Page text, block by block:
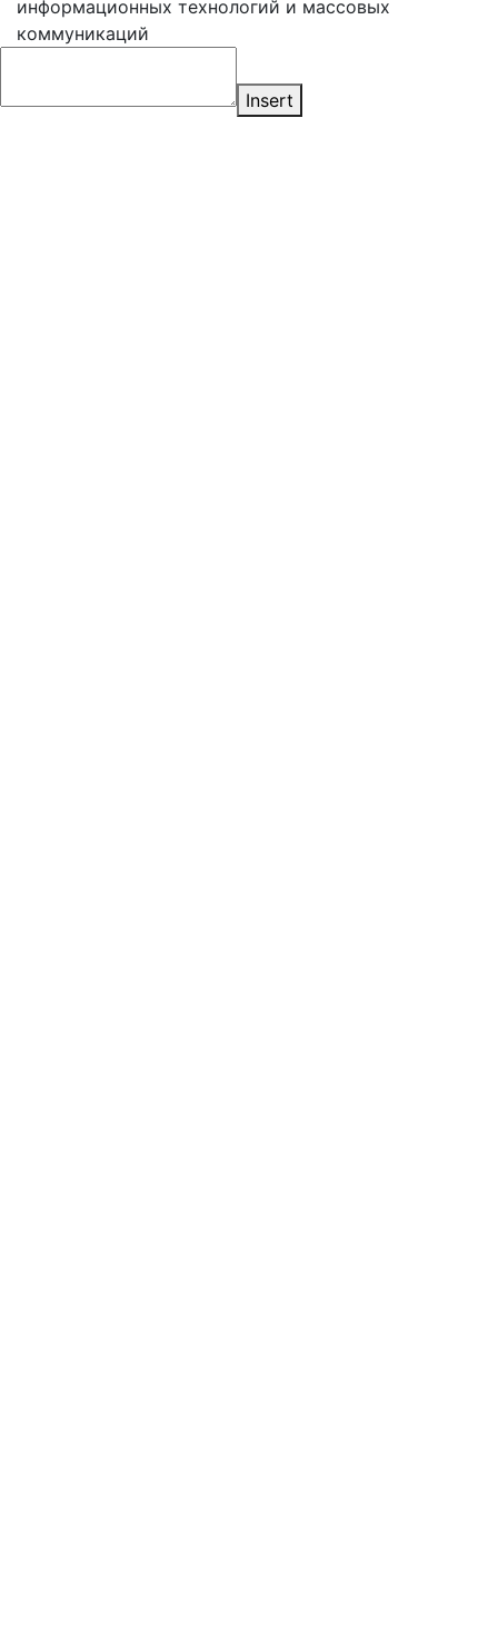
информационных технологий и массовых
коммуникаций
Insert